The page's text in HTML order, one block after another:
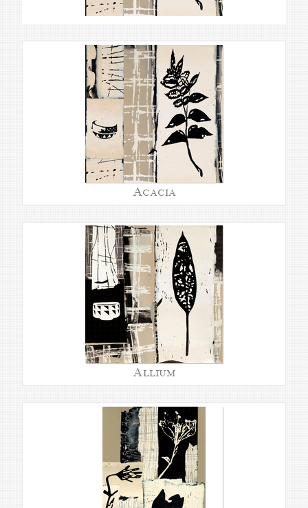
Acacia
Allium